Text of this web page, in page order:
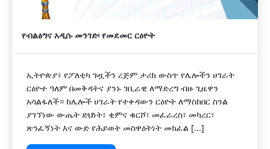
የብልፅግና አዲሱ መንገድ፡ የመደመር ርዕዮት
ኢትዮጵያ፥ የፖለቲካ ጉዟችን ረጅም ታሪክ ውስጥ የሌሎችን ሀገራት
ርዕዮተ ዓለም በመቅዳትና ያንኑ ገቢራዊ ለማድረግ ብዙ ጊዜዋን
አሳልፋለች። ከሌሎች ሀገራት የተቀዳውን ርዕዮት ለማስከበር ስንል
ያገኘነው ውጤት ድህነት፣ ቂምና ቁርሾ፣ መፈራረስ፣ መካረር፣
ጽንፈኝነት እና ውድ የሕይወት መስዋዕትነት መክፈል [...]